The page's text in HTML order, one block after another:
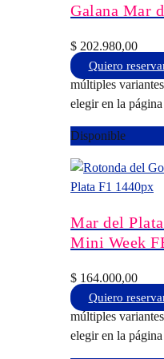
Galana Mar
$ 202.980,00
Quiero
múltiples
elegir en la
Disponible
Mar del
Mini Week
$ 164.000,00
Quiero
múltiples
elegir en la